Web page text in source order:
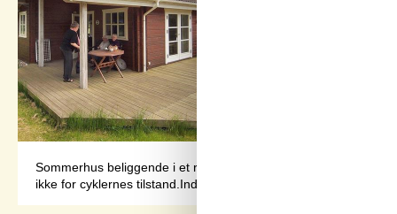
Sommerhus beliggende i et roligt og naturskønt
ikke for cyklernes tilstand.Indretning Sommerhuset egner sig